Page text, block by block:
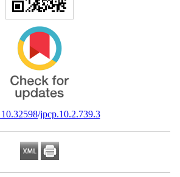
‎ 10.32598/jpcp.10.2.739.3